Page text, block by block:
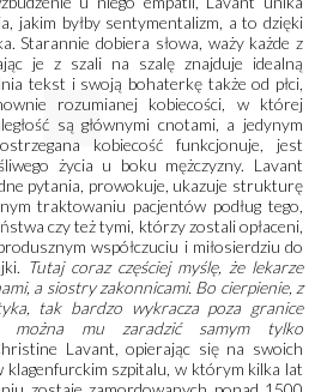
jakim byłby sentymentalizm, a to dzięki
Starannie dobiera słowa, waży każde z
je z szali na szalę znajduje idealną
tekst i swoją bohaterkę także od płci,
rozumianej kobiecości, w której
są głównymi cnotami, a jedynym
kobiecość funkcjonuje, jest
życia u boku mężczyzny. Lavant
pytania, prowokuje, ukazuje strukturę
traktowaniu pacjentów podług tego,
czy też tymi, którzy zostali opłaceni,
współczuciu i miłosierdziu do
Tutaj coraz częściej myślę, że lekarze
a siostry zakonnicami. Bo cierpienie, z
tak bardzo wykracza poza granice
można mu zaradzić samym tylko
Lavant, opierając się na swoich
klagenfurckim szpitalu, w którym kilka lat